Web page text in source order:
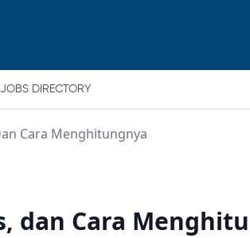
JOBS DIRECTORY
Cara Menghitungnya
dan Cara